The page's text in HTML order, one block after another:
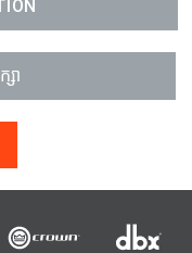
សា